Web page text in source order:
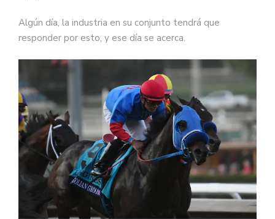
Algún día, la industria en su conjunto tendrá que
responder por esto, y ese día se acerca.